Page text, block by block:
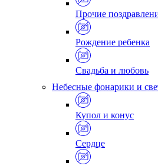
Прочие
Рождение ребенка
Свадьба и любовь
Небесные фонарики и
Купол и конус
Сердце